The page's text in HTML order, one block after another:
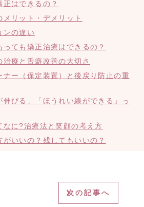
はできるの？
リット・デメリット
ンの違い
ても矯正治療はできるの？
療と舌癖改善の大切さ
ナー（保定装置）と後戻り防止の重
びる」「ほうれい線ができる」っ
なに?治療法と笑顔の考え方
いいの？残してもいいの？
次の記事へ